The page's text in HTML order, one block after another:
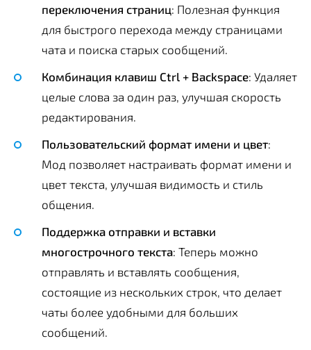
переключения страниц: Полезная функция
для быстрого перехода между страницами
чата и поиска старых сообщений.
Комбинация клавиш Ctrl + Backspace: Удаляет
целые слова за один раз, улучшая скорость
редактирования.
Пользовательский формат имени и цвет:
Мод позволяет настраивать формат имени и
цвет текста, улучшая видимость и стиль
общения.
Поддержка отправки и вставки
многострочного текста: Теперь можно
отправлять и вставлять сообщения,
состоящие из нескольких строк, что делает
чаты более удобными для больших
сообщений.